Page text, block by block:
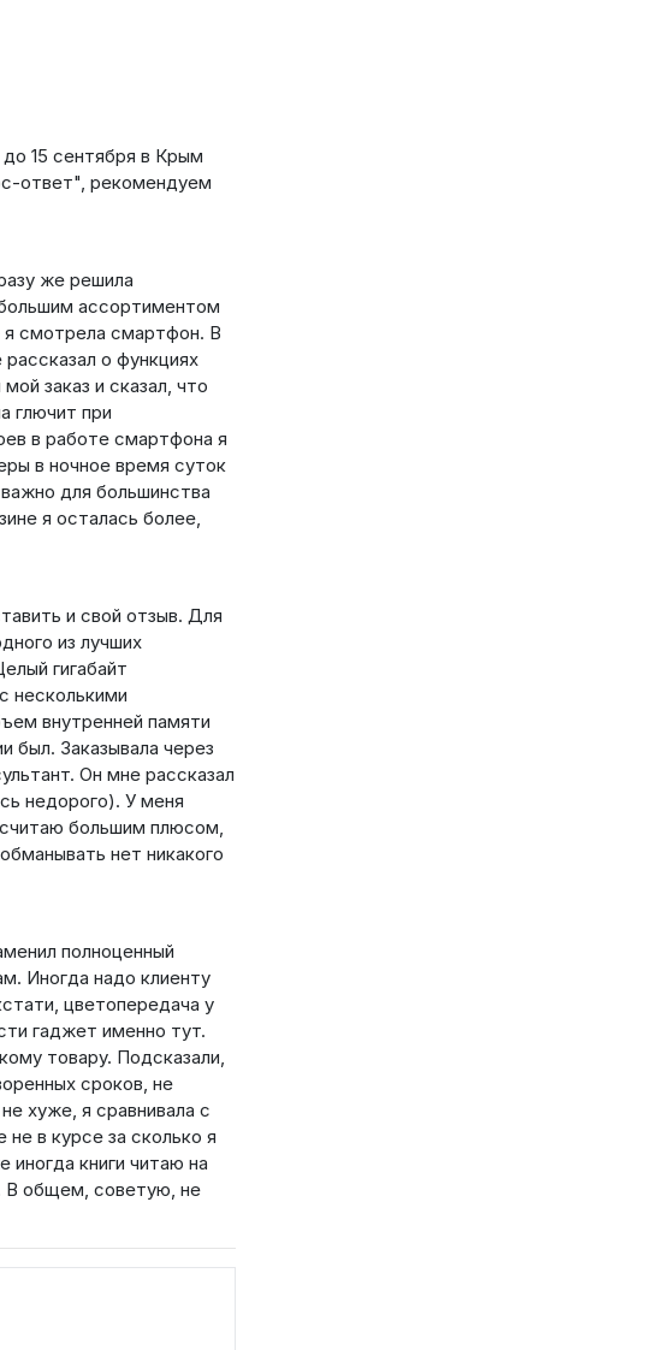
15 сентября в Крым
ответ", рекомендуем
же решила
ассортиментом
я смотрела смартфон. В
о функциях
заказ и сказал, что
глючит при
в работе смартфона я
в ночное время суток
для большинства
я осталась более,
и свой отзыв. Для
из лучших
гигабайт
несколькими
внутренней памяти
был. Заказывала через
Он мне рассказал
недорого). У меня
большим плюсом,
нет никакого
полноценный
Иногда надо клиенту
цветопередача у
гаджет именно тут.
товару. Подсказали,
сроков, не
хуже, я сравнивала с
в курсе за сколько я
книги читаю на
В общем, советую, не